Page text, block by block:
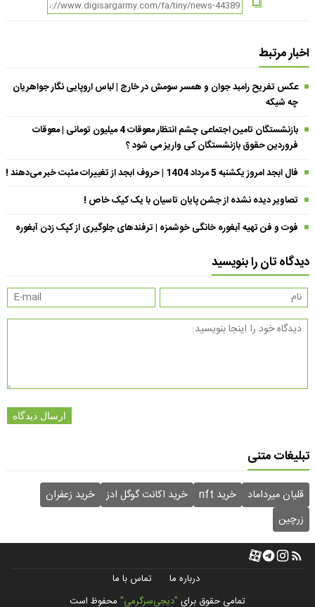
اخبار مرتبط
عکس تفریح رامبد جوان و همسر سومش در خارج | لباس اروپایی نگار جواهریان
چه شیکه
بازنشستگان تامین اجتماعی چشم انتظار معوقات 4 میلیون تومانی | معوقات
فروردین حقوق بازنشستگان کی واریز می شود ؟
فال ابجد امروز یکشنبه 5 مرداد 1404 | حروف ابجد از تغییرات مثبت خبر می‌دهند !
تصاویر دیده نشده از جشن پایان تاسیان با یک کیک خاص !
فوت و فن تهیه آبغوره خانگی خوشمزه | ترفندهای جلوگیری از کپک زدن آبغوره
دیدگاه تان را بنویسید
ارسال دیدگاه
تبلیغات متنی
قلیان میرداماد خرید nft خرید اکانت گوگل ادز
خرید زعفران
زرچین
درباره ما
تماس با ما
تمامی حقوق برای "دیجی‌سرگرمی" محفوظ است